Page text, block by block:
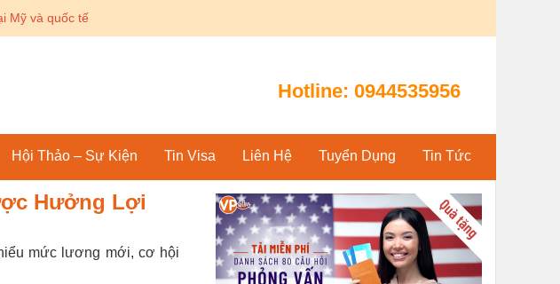
Mỹ và quốc tế
Hotline: 0944535956
Hội Thảo – Sự Kiện Tin Visa Liên Hệ Tuyển Dụng Tin Tức
Hưởng Lợi
mức lương mới, cơ hội